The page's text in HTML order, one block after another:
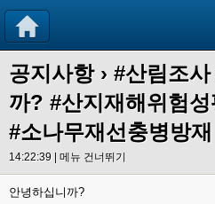
공지사항› #산림조사
까? #산지재해위험
#소나무재선충병방재
14:22:39 | 메뉴 건너뛰기
안녕하십니까?